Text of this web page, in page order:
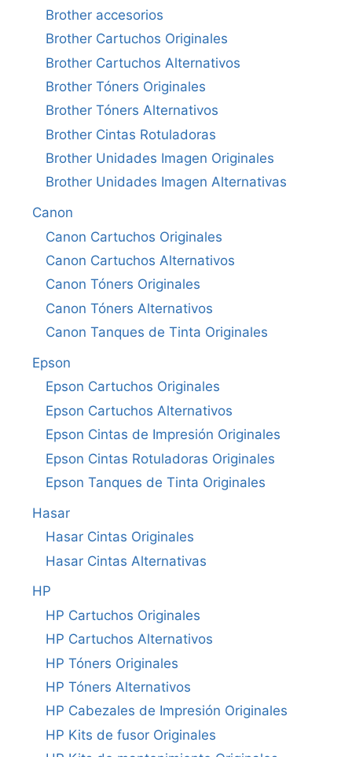
Brother accesorios
Brother Cartuchos Originales
Brother Cartuchos Alternativos
Brother Tóners Originales
Brother Tóners Alternativos
Brother Cintas Rotuladoras
Brother Unidades Imagen Originales
Brother Unidades Imagen Alternativas
Canon
Canon Cartuchos Originales
Canon Cartuchos Alternativos
Canon Tóners Originales
Canon Tóners Alternativos
Canon Tanques de Tinta Originales
Epson
Epson Cartuchos Originales
Epson Cartuchos Alternativos
Epson Cintas de Impresión Originales
Epson Cintas Rotuladoras Originales
Epson Tanques de Tinta Originales
Hasar
Hasar Cintas Originales
Hasar Cintas Alternativas
HP
HP Cartuchos Originales
HP Cartuchos Alternativos
HP Tóners Originales
HP Tóners Alternativos
HP Cabezales de Impresión Originales
HP Kits de fusor Originales